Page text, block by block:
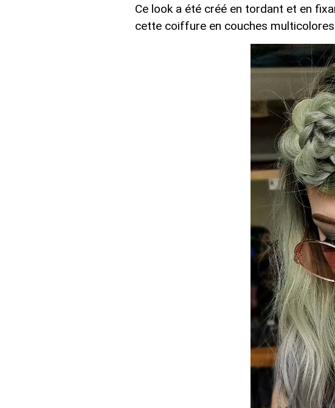
Ce look a été créé en tordant et en
cette coiffure en couches